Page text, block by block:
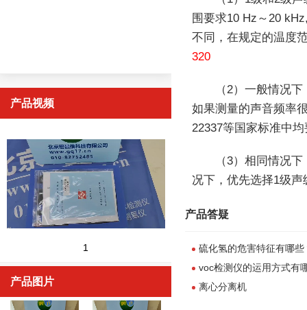
产品视频
1
产品图片
围要求10 Hz～20
不同，在规定的温度
320
（2）一般情况
如果测量的声音频率
22337等国家标准中
（3）相同情况
况下，优先选择1级声
产品答疑
硫化氢的危害特征有哪些
voc检测仪的运用方式有
离心分离机